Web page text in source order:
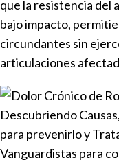
que la resistencia del
bajo impacto,
circundantes sin
articulaciones